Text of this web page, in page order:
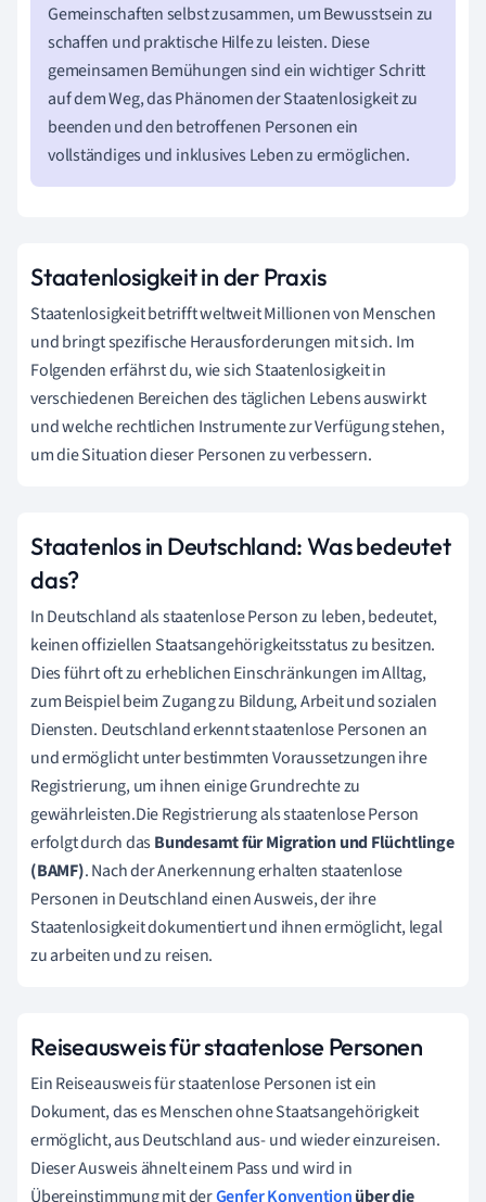
Gemeinschaften selbst zusammen, um Bewusstsein zu
schaffen und praktische Hilfe zu leisten. Diese
gemeinsamen Bemühungen sind ein wichtiger Schritt
auf dem Weg, das Phänomen der Staatenlosigkeit zu
beenden und den betroffenen Personen ein
vollständiges und inklusives Leben zu ermöglichen.
Staatenlosigkeit in der Praxis
Staatenlosigkeit betrifft weltweit Millionen von Menschen
und bringt spezifische Herausforderungen mit sich. Im
Folgenden erfährst du, wie sich Staatenlosigkeit in
verschiedenen Bereichen des täglichen Lebens auswirkt
und welche rechtlichen Instrumente zur Verfügung stehen,
um die Situation dieser Personen zu verbessern.
Staatenlos in Deutschland: Was bedeutet
das?
In Deutschland als staatenlose Person zu leben, bedeutet,
keinen offiziellen Staatsangehörigkeitsstatus zu besitzen.
Dies führt oft zu erheblichen Einschränkungen im Alltag,
zum Beispiel beim Zugang zu Bildung, Arbeit und sozialen
Diensten. Deutschland erkennt staatenlose Personen an
und ermöglicht unter bestimmten Voraussetzungen ihre
Registrierung, um ihnen einige Grundrechte zu
gewährleisten.Die Registrierung als staatenlose Person
erfolgt durch dasBundesamt für Migration und Flüchtlinge
(BAMF). Nach der Anerkennung erhalten staatenlose
Personen in Deutschland einen Ausweis, der ihre
Staatenlosigkeit dokumentiert und ihnen ermöglicht, legal
zu arbeiten und zu reisen.
Reiseausweis für staatenlose Personen
Ein Reiseausweis für staatenlose Personen ist ein
Dokument, das es Menschen ohne Staatsangehörigkeit
ermöglicht, aus Deutschland aus- und wieder einzureisen.
Dieser Ausweis ähnelt einem Pass und wird in
Übereinstimmung mit derGenfer Konventionüber die